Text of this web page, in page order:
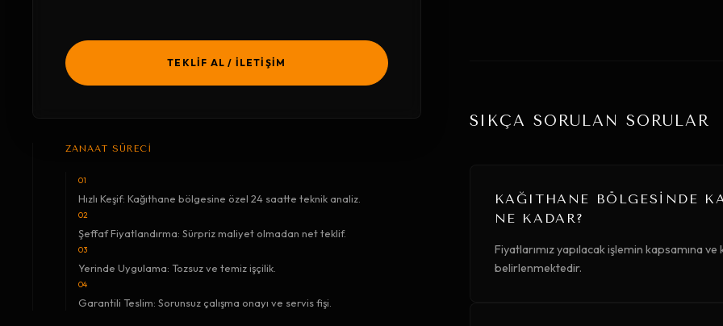
TEKLİF AL / İLETİŞİM
ZANAAT SÜRECİ
01
Hızlı Keşif: Kağıthane bölgesine özel 24 saatte teknik analiz.
02
Şeffaf Fiyatlandırma: Sürpriz maliyet olmadan net teklif.
03
Yerinde Uygulama: Tozsuz ve temiz işçilik.
04
Garantili Teslim: Sorunsuz çalışma onayı ve servis fişi.
SIKÇA SORULAN SORULAR
KAĞITHANE BÖLGESINDE
NE KADAR?
Fiyatlarımız yapılacak işlemin kapsamına
belirlenmektedir.